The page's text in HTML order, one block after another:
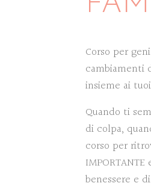
Corso per
cambiamenti
insieme ai
Quando ti
di colpa,
corso per
benessere e